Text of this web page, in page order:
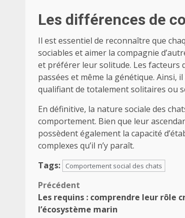
Les différences de
Il est essentiel de reconnaître que
sociables et aimer la compagnie
et préférer leur solitude. Les facteurs
passées et même la génétique. Ainsi,
qualifiant de totalement solitaires ou
En définitive, la nature sociale des
comportement. Bien que leur
possèdent également la capacité
complexes qu’il n’y paraît.
Tags:
Comportement social des chats
Navigation
d’article
Précédent
Les requins : comprendre leur rôle
l’écosystème marin